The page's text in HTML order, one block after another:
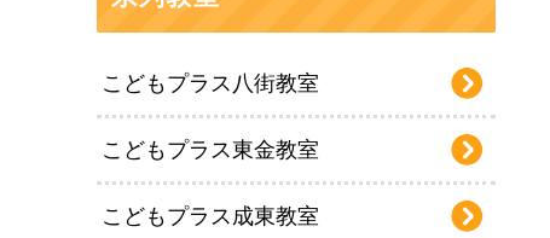
こどもプラス八街教室
こどもプラス東金教室
こどもプラス成東教室